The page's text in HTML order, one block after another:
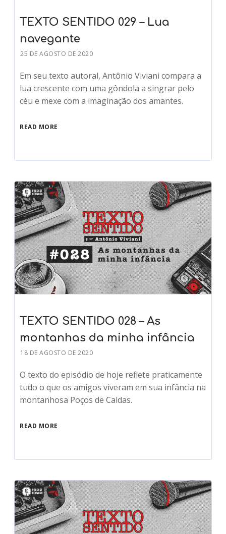
TEXTO SENTIDO 029 – Lua
navegante
25 DE AGOSTO DE 2020
Em seu texto autoral, Antônio Viviani compara a
lua crescente com uma gôndola a singrar pelo
céu e mexe com a imaginação dos amantes.
READ MORE
TEXTO SENTIDO 028 – As
montanhas da minha infância
18 DE AGOSTO DE 2020
O texto do episódio de hoje reflete praticamente
tudo o que os amigos viveram em sua infância na
montanhosa Poços de Caldas.
READ MORE